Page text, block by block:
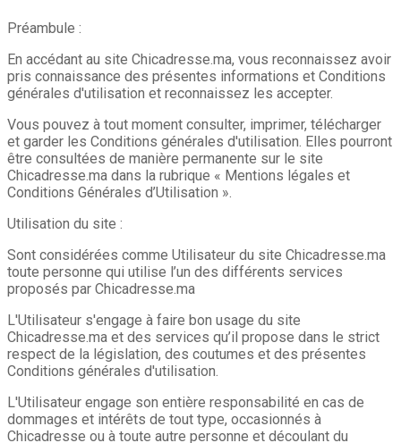
Préambule :
En accédant au site Chicadresse.ma, vous reconnaissez avoir
pris connaissance des présentes informations et Conditions
générales d'utilisation et reconnaissez les accepter.
Vous pouvez à tout moment consulter, imprimer, télécharger
et garder les Conditions générales d'utilisation. Elles pourront
être consultées de manière permanente sur le site
Chicadresse.ma dans la rubrique « Mentions légales et
Conditions Générales d’Utilisation ».
Utilisation du site :
Sont considérées comme Utilisateur du site Chicadresse.ma
toute personne qui utilise l’un des différents services
proposés par Chicadresse.ma
L'Utilisateur s'engage à faire bon usage du site
Chicadresse.ma et des services qu’il propose dans le strict
respect de la législation, des coutumes et des présentes
Conditions générales d'utilisation.
L'Utilisateur engage son entière responsabilité en cas de
dommages et intérêts de tout type, occasionnés à
Chicadresse ou à toute autre personne et découlant du